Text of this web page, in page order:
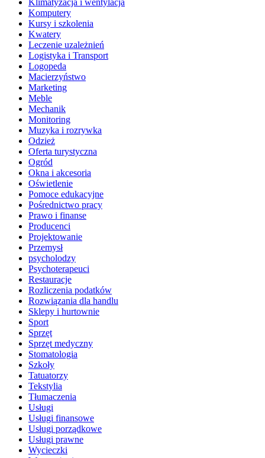
Klimatyzacja i wentylacja
Komputery
Kursy i szkolenia
Kwatery
Leczenie uzależnień
Logistyka i Transport
Logopeda
Macierzyństwo
Marketing
Meble
Mechanik
Monitoring
Muzyka i rozrywka
Odzież
Oferta turystyczna
Ogród
Okna i akcesoria
Oświetlenie
Pomoce edukacyjne
Pośrednictwo pracy
Prawo i finanse
Producenci
Projektowanie
Przemysł
psycholodzy
Psychoterapeuci
Restauracje
Rozliczenia podatków
Rozwiązania dla handlu
Sklepy i hurtownie
Sport
Sprzęt
Sprzęt medyczny
Stomatologia
Szkoły
Tatuatorzy
Tekstylia
Tłumaczenia
Usługi
Usługi finansowe
Usługi porządkowe
Usługi prawne
Wycieczki